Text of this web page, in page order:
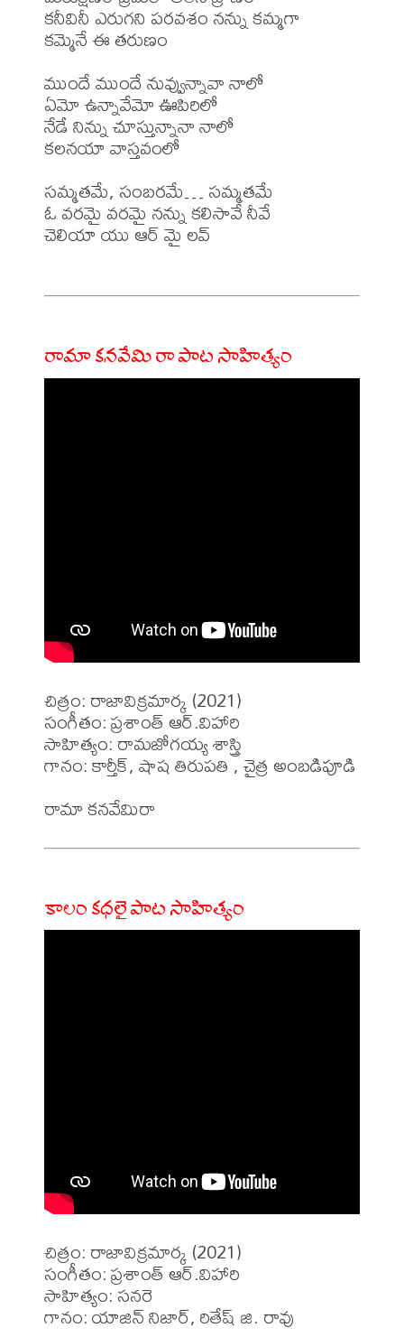
కనీవినీ ఎరుగని పరవశం నన్ను కమ్మగా
కమ్మెనే ఈ తరుణం
ముందే ముందే నువ్వున్నావా నాలో
ఏమో ఉన్నావేమో ఊపిరిలో
నేడే నిన్ను చూస్తున్నానా నాలో
కలనయా వాస్తవంలో
సమ్మతమే, సంబరమే… సమ్మతమే
ఓ వరమై వరమై నన్ను కలిసావే నీవే
చెలియా యు ఆర్ మై లవ్
రామా కనవేమి రా పాట సాహిత్యం
చిత్రం: రాజావిక్రమార్క (2021)
సంగీతం: ప్రశాంత్ ఆర్.విహారి
సాహిత్యం: రామజోగయ్య శాస్త్రి
గానం: కార్తీక్, షాష తిరుపతి , చైత్ర అంబడిపూడి
కాలం కధలై పాట సాహిత్యం
చిత్రం: రాజావిక్రమార్క (2021)
సంగీతం: ప్రశాంత్ ఆర్.విహారి
సాహిత్యం: సనరె
గానం: యాజిన్ నిజార్, రితేష్ జి. రావు